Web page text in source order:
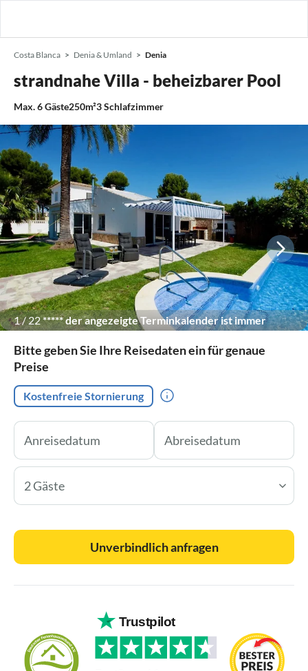
Costa Blanca Denia & Umland Denia
strandnahe Villa - beheizbarer Pool
Max.6Gäste250m²3Schlafzimmer
1/22***** der angezeigte Terminkalender ist immer
Bitte geben Sie Ihre Reisedaten ein für genaue
Preise
Kostenfreie Stornierung
2 Gäste
Unverbindlich anfragen